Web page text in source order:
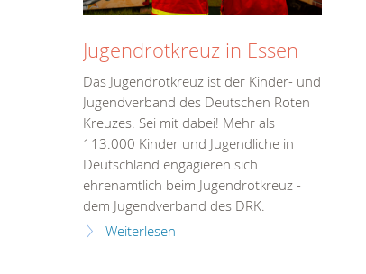
Jugendrotkreuz in Essen
Das Jugendrotkreuz ist der Kinder- und
Jugendverband des Deutschen Roten
Kreuzes. Sei mit dabei! Mehr als
113.000 Kinder und Jugendliche in
Deutschland engagieren sich
ehrenamtlich beim Jugendrotkreuz -
dem Jugendverband des DRK.
Weiterlesen